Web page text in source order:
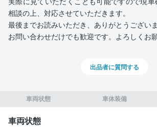
車両状態 車体装備
車両状態
相談の上、対応させていただきます。
最後までお読みいただき、ありがとうございま
お問い合わせだけでも歓迎です。よろしくお
出品者に質問する